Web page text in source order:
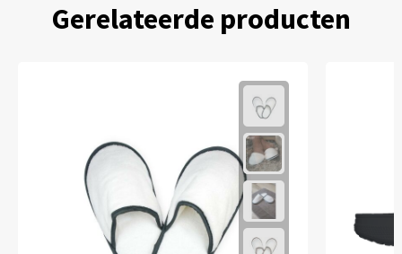
Gerelateerde producten